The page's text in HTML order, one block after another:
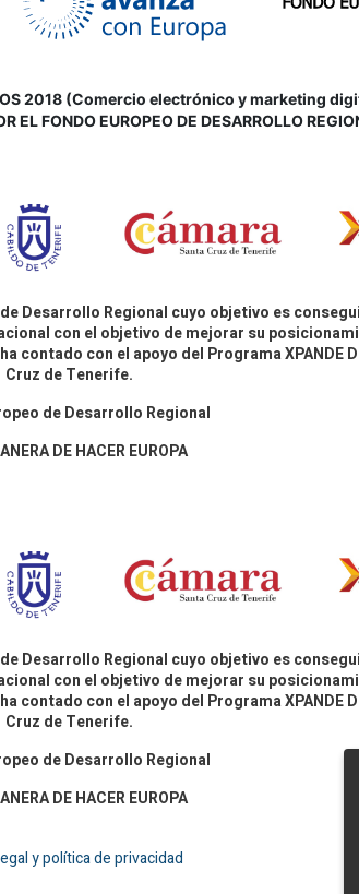
2018 (Comercio electrónico y marketing
EL FONDO EUROPEO DE DESARROLLO
de Desarrollo Regional cuyo objetivo es
con el objetivo de mejorar su
con el apoyo del Programa XPANDE
Cruz de Tenerife.
de Desarrollo Regional
DE HACER EUROPA
de Desarrollo Regional cuyo objetivo es
con el objetivo de mejorar su
con el apoyo del Programa XPANDE
Cruz de Tenerife.
de Desarrollo Regional
DE HACER EUROPA
y política de privacidad